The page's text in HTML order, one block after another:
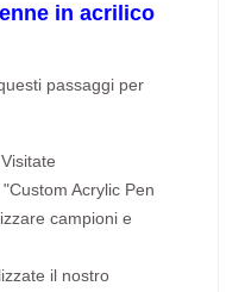
in acrilico
passaggi per
Visitate
Acrylic Pen
campioni e
il nostro